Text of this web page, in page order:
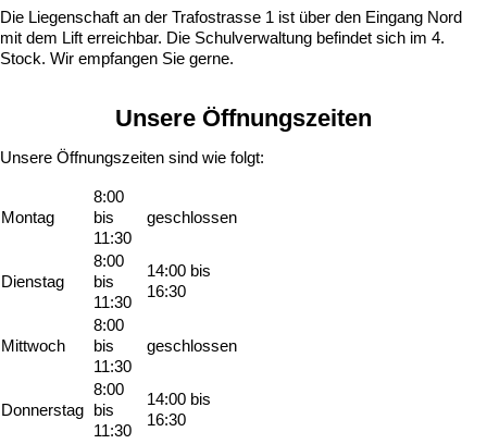
Die Liegenschaft an der Trafostrasse 1 ist über den Eingang Nord
mit dem Lift erreichbar. Die Schulverwaltung befindet sich im 4.
Stock. Wir empfangen Sie gerne.
Unsere Öffnungszeiten
Unsere Öffnungszeiten sind wie folgt:
Montag
8:00
bis
11:30
geschlossen
Dienstag
8:00
bis
11:30
14:00 bis
16:30
Mittwoch
8:00
bis
11:30
geschlossen
Donnerstag
8:00
bis
11:30
14:00 bis
16:30